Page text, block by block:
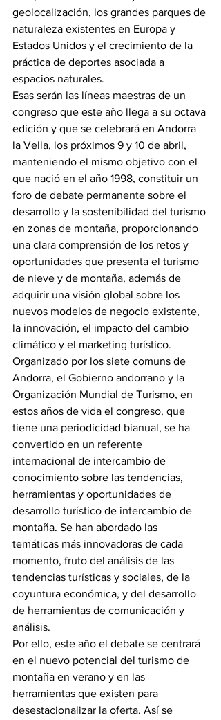
geolocalización, los grandes parques de
naturaleza existentes en Europa y
Estados Unidos y el crecimiento de la
práctica de deportes asociada a
espacios naturales.
Esas serán las líneas maestras de un
congreso que este año llega a su octava
edición y que se celebrará en Andorra
la Vella, los próximos 9 y 10 de abril,
manteniendo el mismo objetivo con el
que nació en el año 1998, constituir un
foro de debate permanente sobre el
desarrollo y la sostenibilidad del turismo
en zonas de montaña, proporcionando
una clara comprensión de los retos y
oportunidades que presenta el turismo
de nieve y de montaña, además de
adquirir una visión global sobre los
nuevos modelos de negocio existente,
la innovación, el impacto del cambio
climático y el marketing turístico.
Organizado por los siete comuns de
Andorra, el Gobierno andorrano y la
Organización Mundial de Turismo, en
estos años de vida el congreso, que
tiene una periodicidad bianual, se ha
convertido en un referente
internacional de intercambio de
conocimiento sobre las tendencias,
herramientas y oportunidades de
desarrollo turístico de intercambio de
montaña. Se han abordado las
temáticas más innovadoras de cada
momento, fruto del análisis de las
tendencias turísticas y sociales, de la
coyuntura económica, y del desarrollo
de herramientas de comunicación y
análisis.
Por ello, este año el debate se centrará
en el nuevo potencial del turismo de
montaña en verano y en las
herramientas que existen para
desestacionalizar la oferta. Así se